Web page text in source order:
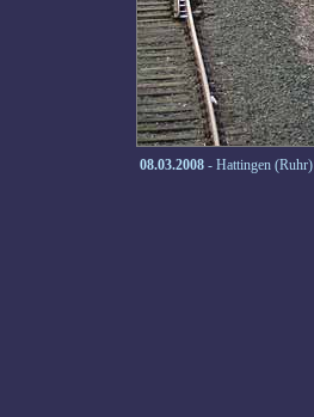
08.03.2008 - Hattingen (Ruhr)